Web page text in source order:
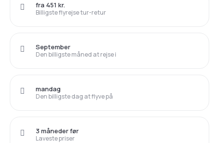
Billigste flyrejse tur-retur
fra 451 kr.
Den billigste måned at rejse i
September
Den billigste dag at flyve på
mandag
Laveste priser
3 måneder før